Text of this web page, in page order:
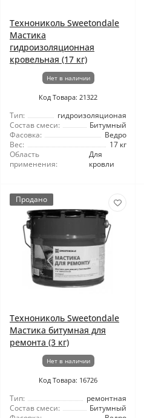
Технониколь Sweetondale
Мастика
гидроизоляционная
кровельная (17 кг)
Нет в наличии
Код Товара: 21322
Тип:
гидроизоляционая
Состав смеси:
Битумный
Фасовка:
Ведро
Вес:
17 кг
Область
применения:
Для
кровли
Продано
Технониколь Sweetondale
Мастика битумная для
ремонта (3 кг)
Нет в наличии
Код Товара: 16726
Тип:
ремонтная
Состав смеси:
Битумный